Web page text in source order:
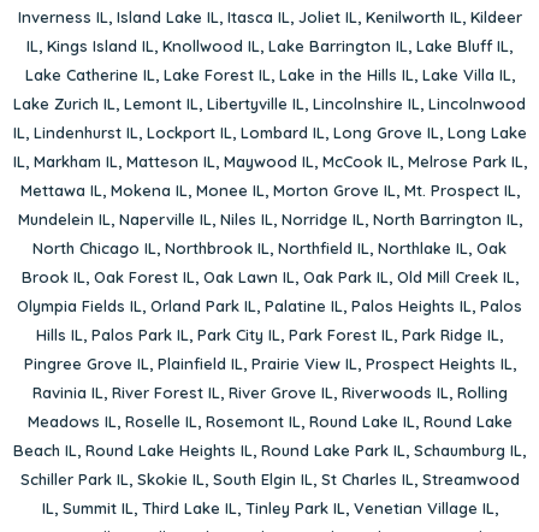
Inverness IL, Island Lake IL, Itasca IL, Joliet IL, Kenilworth IL, Kildeer
IL, Kings Island IL, Knollwood IL, Lake Barrington IL, Lake Bluff IL,
Lake Catherine IL, Lake Forest IL, Lake in the Hills IL, Lake Villa IL,
Lake Zurich IL, Lemont IL, Libertyville IL, Lincolnshire IL, Lincolnwood
IL, Lindenhurst IL, Lockport IL, Lombard IL, Long Grove IL, Long Lake
IL, Markham IL, Matteson IL, Maywood IL, McCook IL, Melrose Park IL,
Mettawa IL, Mokena IL, Monee IL, Morton Grove IL, Mt. Prospect IL,
Mundelein IL, Naperville IL, Niles IL, Norridge IL, North Barrington IL,
North Chicago IL, Northbrook IL, Northfield IL, Northlake IL, Oak
Brook IL, Oak Forest IL, Oak Lawn IL, Oak Park IL, Old Mill Creek IL,
Olympia Fields IL, Orland Park IL, Palatine IL, Palos Heights IL, Palos
Hills IL, Palos Park IL, Park City IL, Park Forest IL, Park Ridge IL,
Pingree Grove IL, Plainfield IL, Prairie View IL, Prospect Heights IL,
Ravinia IL, River Forest IL, River Grove IL, Riverwoods IL, Rolling
Meadows IL, Roselle IL, Rosemont IL, Round Lake IL, Round Lake
Beach IL, Round Lake Heights IL, Round Lake Park IL, Schaumburg IL,
Schiller Park IL, Skokie IL, South Elgin IL, St Charles IL, Streamwood
IL, Summit IL, Third Lake IL, Tinley Park IL, Venetian Village IL,